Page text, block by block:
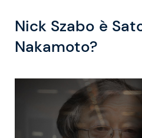
Nick Szabo è
Nakamoto?